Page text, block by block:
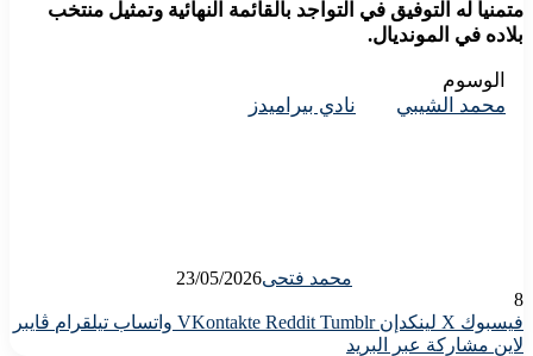
متمنياً له التوفيق في التواجد بالقائمة النهائية وتمثيل منتخب
بلاده في المونديال.
الوسوم
محمد الشيبي
نادي بيراميدز
محمد فتحى23/05/2026
8
فيسبوك X لينكدإن واتساب تيلقرام ڤايبر
لاين مشاركة عبر البريد